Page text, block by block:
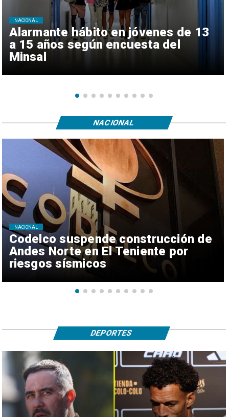
Alarmante hábito en jóvenes de 13
a 15 años según encuesta del
Minsal
NACIONAL
Codelco suspende construcción de
Andes Norte en El Teniente por
riesgos sísmicos
NACIONAL
NACIONAL
DEPORTES